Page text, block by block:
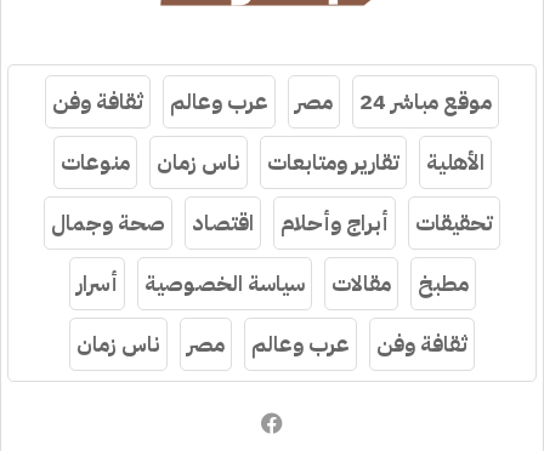
موقع مباشر 24 مصر عرب وعالم
ثقافة وفن
الأهلية
تقارير ومتابعات ناس زمان
منوعات
تحقيقات
أبراج وأحلام اقتصاد
صحة وجمال
مطبخ
مقالات سياسة الخصوصية
أسرار
ثقافة وفن
عرب وعالم مصر ناس زمان
فيسبوك